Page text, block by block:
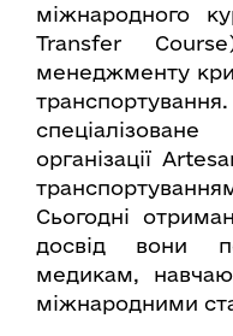
міжнародного
Transfer
менеджменту
організації
Сьогодні
досвід вони
медикам,
міжнародними